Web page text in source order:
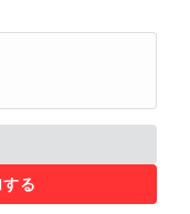
る